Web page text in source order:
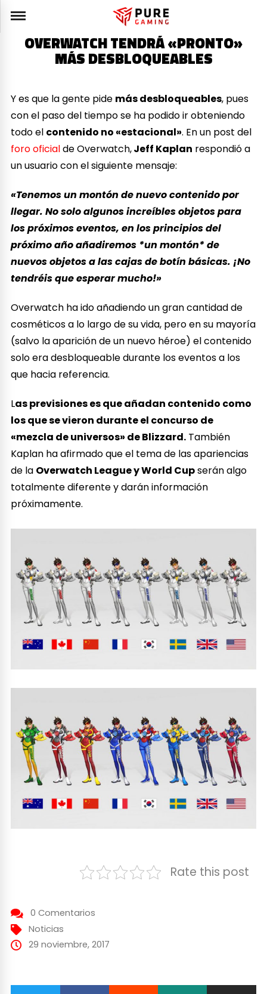
OVERWATCH TENDRÁ «PRONTO»
MÁS DESBLOQUEABLES
Y es que la gente pide más desbloqueables, pues
con el paso del tiempo se ha podido ir obteniendo
todo el contenido no «estacional». En un post del
foro oficialde Overwatch,Jeff Kaplan respondió a
un usuario con el siguiente mensaje:
«Tenemos un montón de nuevo contenido por
llegar. No solo algunos increíbles objetos para
los próximos eventos, en los principios del
próximo año añadiremos *un montón* de
nuevos objetos a las cajas de botín básicas. ¡No
tendréis que esperar mucho!»
Overwatch ha ido añadiendo un gran cantidad de
cosméticos a lo largo de su vida, pero en su mayoría
(salvo la aparición de un nuevo héroe) el contenido
solo era desbloqueable durante los eventos a los
que hacia referencia.
Las previsiones es que añadan contenido como
los que se vieron durante el concurso de
«mezcla de universos» de Blizzard. También
Kaplan ha afirmado que el tema de las apariencias
de la Overwatch League y World Cupserán algo
totalmente diferente y darán información
próximamente.
Rate this post
0 Comentarios
Noticias
29 noviembre, 2017